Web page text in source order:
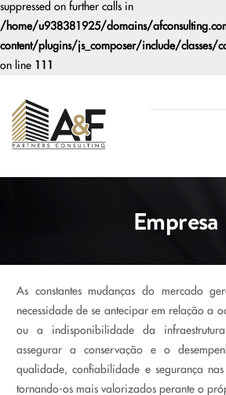
suppressed on further calls in
/home/u938381925/domains/
content/plugins/js_composer/include/classes/
on line 111
Empresa
As constantes mudanças do mercado
necessidade de se antecipar em relação a
ou a indisponibilidade da
assegurar a conservação e o
qualidade, confiabilidade e segurança
tornando-os mais valorizados perante o